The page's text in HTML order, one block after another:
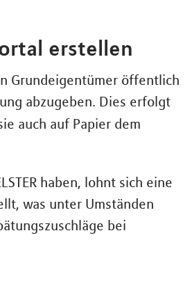
erstellen
Grundeigentümer öffentlich
abzugeben. Dies erfolgt
auch auf Papier dem
haben, lohnt sich eine
was unter Umständen
bei